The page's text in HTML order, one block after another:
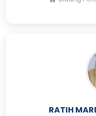
RATIH